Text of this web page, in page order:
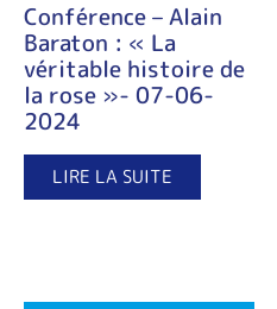
Conférence – Alain
Baraton : « La
véritable histoire de
la rose »- 07-06-
2024
LIRE LA SUITE